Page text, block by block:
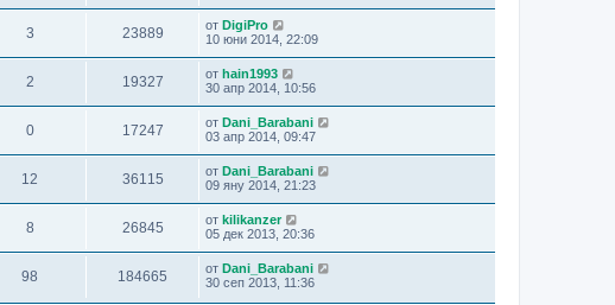
3 23889 от DigiPro
10 юни 2014, 22:09
2 19327 от hain1993
30 апр 2014, 10:56
0 17247 от Dani_Barabani
03 апр 2014, 09:47
12 36115 от Dani_Barabani
09 яну 2014, 21:23
8 26845 от kilikanzer
05 дек 2013, 20:36
98 184665 от Dani_Barabani
30 сеп 2013, 11:36